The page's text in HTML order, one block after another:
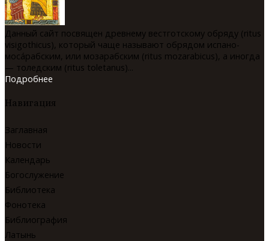
Данный сайт посвящен древнему вестготскому обряду (ritus
visigothicus), который чаще называют обрядом испано-
мосáрабским, или мозарабским (ritus mozarabicus), а иногда
— толедским (ritus toletanus)...
Подробнее
Навигация
Заглавная
Новости
Календарь
Богослужение
Библиотека
Фонотека
Библиография
Латынь